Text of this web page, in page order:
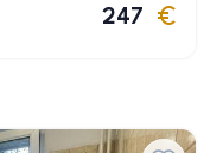
247